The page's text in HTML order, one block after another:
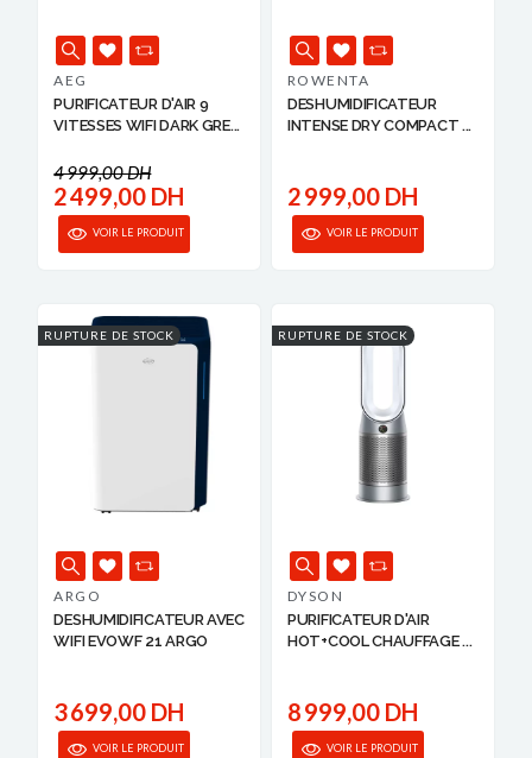
AEG
PURIFICATEUR D'AIR 9
VITESSES WIFI DARK GRE...
4 999,00 DH
2 499,00 DH
VOIR LE PRODUIT
ROWENTA
DESHUMIDIFICATEUR
INTENSE DRY COMPACT ...
2 999,00 DH
VOIR LE PRODUIT
RUPTURE DE STOCK
ARGO
DESHUMIDIFICATEUR AVEC
WIFI EVOWF 21 ARGO
3 699,00 DH
VOIR LE PRODUIT
RUPTURE DE STOCK
DYSON
PURIFICATEUR D'AIR
HOT+COOL CHAUFFAGE ...
8 999,00 DH
VOIR LE PRODUIT